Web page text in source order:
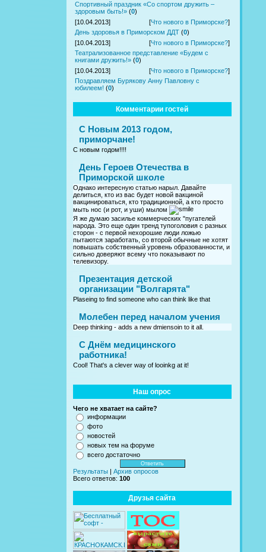
Спортивный праздник «Со спортом дружить –
здоровым быть!» (0)
[10.04.2013]
[Что нового в Приморске?]
День здоровья в Приморском ДДТ (0)
[10.04.2013]
[Что нового в Приморске?]
Театрализованное представление «Будем с
книгами дружить!» (0)
[10.04.2013]
[Что нового в Приморске?]
Поздравляем Бурякову Анну Павловну с
юбилеем! (0)
Комментарии гостей
С Новым 2013 годом,
приморчане!
С новым годом!!!!
День Героев Отечества в
Приморской школе
Однако интересную статью нарыл. Давайте
делиться, кто из вас будет новой вакциной
вакцинироваться, кто традиционной, а кто просто
мыть нос (и рот, и уши) мылом
Я же думаю засилье коммерческих "пугателей
народа. Это еще один тренд тупоголовия с разных
сторон - с первой нехорошие люди ложью
пытаются заработать, со второй обычные не хотят
повышать собственный уровень образованности, и
сильно доверяют всему что показывают по
телевизору.
Презентация детской
организации "Волгарята"
Plaseing to find someone who can think like that
Молебен перед началом учения
Deep thinking - adds a new dmiensoin to it all.
C Днём медицинского
работника!
Cool! That's a clever way of looinkg at it!
Наш опрос
Чего не хватает на сайте?
информации
фото
новостей
новых тем на форуме
всего достаточно
Результаты
Архив опросов
Всего ответов: 100
Друзья сайта